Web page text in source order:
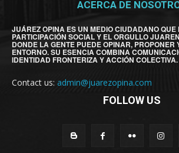
ACERCA DE
JUÁREZ OPINA ES UN MEDIO CIUDADANO QUE
PARTICIPACIÓN SOCIAL Y EL ORGULLO
DONDE LA GENTE PUEDE OPINAR, PROPONER
ENTORNO. SU ESENCIA COMBINA
IDENTIDAD FRONTERIZA Y ACCIÓN COLECTIVA.
Contact us: admin@juarezopina.com
FOLLOW US